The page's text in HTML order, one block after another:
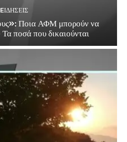
EΙΔΗΣΕΙΣ
Ποια ΑΦΜ μπορούν να
ποσά που δικαιούνται